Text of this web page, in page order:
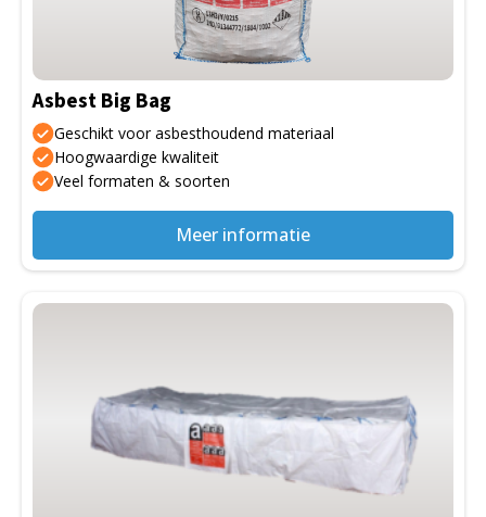
Asbest Big Bag
Geschikt voor asbesthoudend materiaal
Hoogwaardige kwaliteit
Veel formaten & soorten
Meer informatie
gekozen
worden
op
de
productpagina